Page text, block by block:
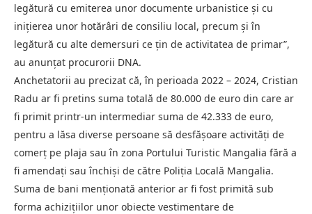
legătură cu emiterea unor documente urbanistice şi cu
iniţierea unor hotărâri de consiliu local, precum şi în
legătură cu alte demersuri ce ţin de activitatea de primar”,
au anunţat procurorii DNA.
Anchetatorii au precizat că, în perioada 2022 – 2024, Cristian
Radu ar fi pretins suma totală de 80.000 de euro din care ar
fi primit printr-un intermediar suma de 42.333 de euro,
pentru a lăsa diverse persoane să desfăşoare activităţi de
comerţ pe plaja sau în zona Portului Turistic Mangalia fără a
fi amendaţi sau închişi de către Poliţia Locală Mangalia.
Suma de bani menţionată anterior ar fi fost primită sub
forma achiziţiilor unor obiecte vestimentare de